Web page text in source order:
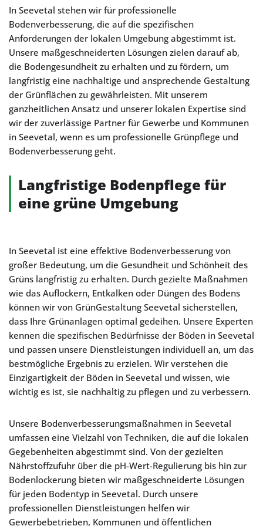
In Seevetal stehen wir für professionelle
Bodenverbesserung, die auf die spezifischen
Anforderungen der lokalen Umgebung abgestimmt ist.
Unsere maßgeschneiderten Lösungen zielen darauf ab,
die Bodengesundheit zu erhalten und zu fördern, um
langfristig eine nachhaltige und ansprechende Gestaltung
der Grünflächen zu gewährleisten. Mit unserem
ganzheitlichen Ansatz und unserer lokalen Expertise sind
wir der zuverlässige Partner für Gewerbe und Kommunen
in Seevetal, wenn es um professionelle Grünpflege und
Bodenverbesserung geht.
Langfristige Bodenpflege für
eine grüne Umgebung
In Seevetal ist eine effektive Bodenverbesserung von
großer Bedeutung, um die Gesundheit und Schönheit des
Grüns langfristig zu erhalten. Durch gezielte Maßnahmen
wie das Auflockern, Entkalken oder Düngen des Bodens
können wir von GrünGestaltung Seevetal sicherstellen,
dass Ihre Grünanlagen optimal gedeihen. Unsere Experten
kennen die spezifischen Bedürfnisse der Böden in Seevetal
und passen unsere Dienstleistungen individuell an, um das
bestmögliche Ergebnis zu erzielen. Wir verstehen die
Einzigartigkeit der Böden in Seevetal und wissen, wie
wichtig es ist, sie nachhaltig zu pflegen und zu verbessern.
Unsere Bodenverbesserungsmaßnahmen in Seevetal
umfassen eine Vielzahl von Techniken, die auf die lokalen
Gegebenheiten abgestimmt sind. Von der gezielten
Nährstoffzufuhr über die pH-Wert-Regulierung bis hin zur
Bodenlockerung bieten wir maßgeschneiderte Lösungen
für jeden Bodentyp in Seevetal. Durch unsere
professionellen Dienstleistungen helfen wir
Gewerbebetrieben, Kommunen und öffentlichen